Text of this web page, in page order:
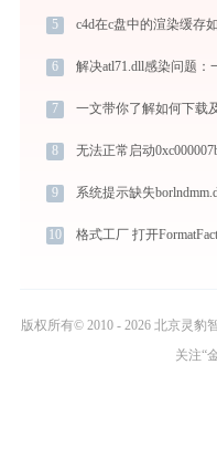
5 c4d在c盘中的渲染缓存
6 解决atl71.dll感染问题：
7
8 无法正常启动
9 系统提示缺失
10 格式工厂 打开
版权所有© 2010 - 2026 北京灵豹
关注“